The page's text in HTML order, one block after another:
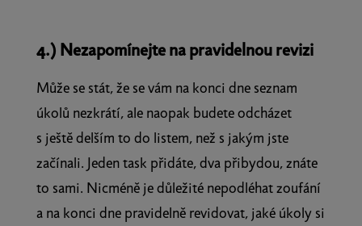
4.) Nezapomínejte na pravidelnou revizi
Může se stát, že se vám na konci dne seznam
úkolů nezkrátí, ale naopak budete odcházet
s ještě delším to do listem, než s jakým jste
začínali. Jeden task přidáte, dva přibydou, znáte
to sami. Nicméně je důležité nepodléhat zoufání
a na konci dne pravidelně revidovat, jaké úkoly si